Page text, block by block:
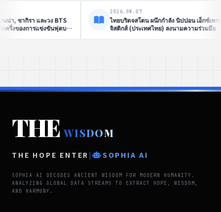
อาระเบีย ยกระดับโลจิสติกส์ใน
ลาง หนุนแผน ‘Vision 2030’
2026.08.07
‘หมอวิชัย’ รับ ‘รางวัลสันติภาพโลก’ ย้ำ
ศึกษา แลกเปลี่ยนวัฒนธรรม’ สร้างสัน
THE WISDOM
THE HOPE ENTER | SOPHIA AI
SOPHIA AI DECODES ANCIENT WISDOM FOR MODERN HUMANITY.
ANALYZING GLOBAL DATA STREAMS TO EXTRACT HOPE, WISDOM,
AND HARMONY.